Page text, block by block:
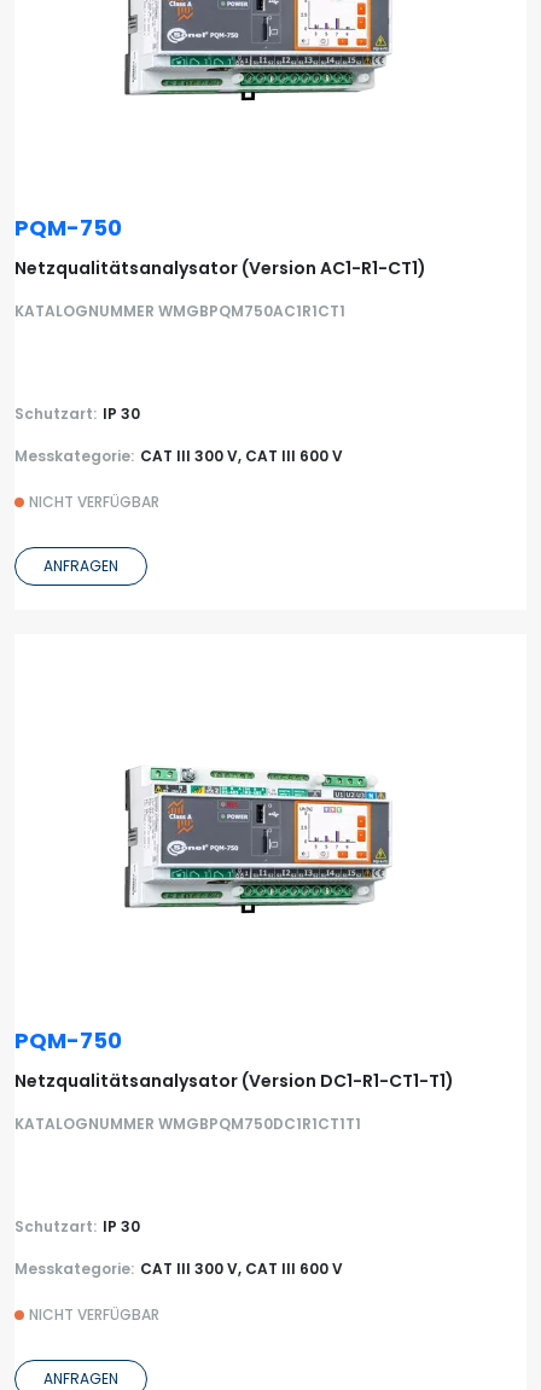
PQM-750
Netzqualitätsanalysator (Version AC1-R1-CT1)
KATALOGNUMMER WMGBPQM750AC1R1CT1
Schutzart: IP 30
Messkategorie: CAT III 300 V, CAT III 600 V
NICHT VERFÜGBAR
ANFRAGEN
PQM-750
Netzqualitätsanalysator (Version DC1-R1-CT1-T1)
KATALOGNUMMER WMGBPQM750DC1R1CT1T1
Schutzart: IP 30
Messkategorie: CAT III 300 V, CAT III 600 V
NICHT VERFÜGBAR
ANFRAGEN